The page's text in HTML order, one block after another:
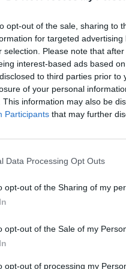
opt-out of the sale, sharing to
for targeted
selection. Please note that
interest-based ads based
to third parties prior
of your personal
This information may also be
Participants that may further
Data Processing Opt Outs
opt-out of the Sharing of my
opt-out of the Sale of my
opt-out of processing my
για 12η
τη διεθνή συνεδριακή
από το 2015
παραμένουν